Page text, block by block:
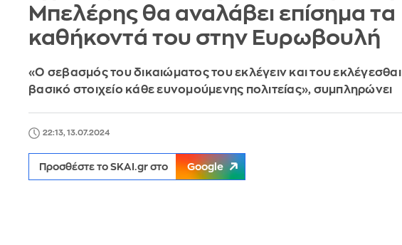
Μπελέρης θα αναλάβει επίσημα τα
καθήκοντά του στην Ευρωβουλή
«Ο σεβασμός του δικαιώματος του εκλέγειν και του εκλέγεσθαι
βασικό στοιχείο κάθε ευνομούμενης πολιτείας», συμπληρώνει
22:13, 13.07.2024
Προσθέστε το SKAI.gr στο Google